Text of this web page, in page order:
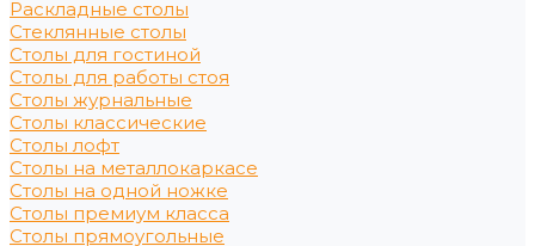
Раскладные столы
Стеклянные столы
Столы для гостиной
Столы для работы стоя
Столы журнальные
Столы классические
Столы лофт
Столы на металлокаркасе
Столы на одной ножке
Столы премиум класса
Столы прямоугольные